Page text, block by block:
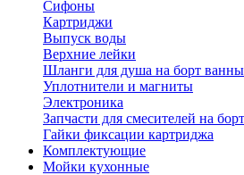
Сифоны
Картриджи
Выпуск воды
Верхние лейки
Шланги для душа на борт ванны
Уплотнители и магниты
Электроника
Запчасти для смесителей на
Гайки фиксации картриджа
Комплектующие
Мойки кухонные